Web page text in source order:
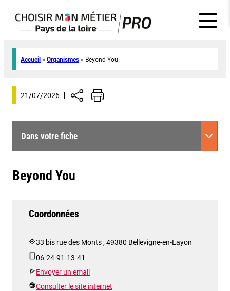
Accueil » Organismes » Beyond You
21/07/2026
Dans votre fiche
Beyond You
Coordonnées
33 bis rue des Monts , 49380 Bellevigne-en-Layon
06-24-91-13-41
Envoyer un email
Consulter le site internet